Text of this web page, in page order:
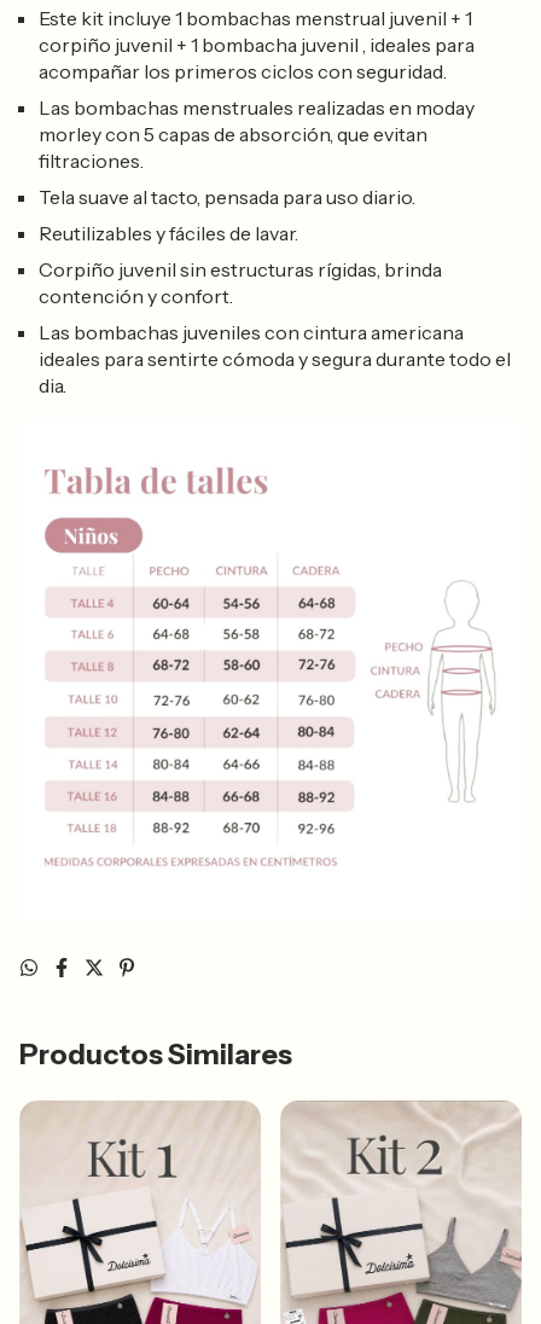
Este kit incluye 1 bombachas menstrual juvenil + 1
corpiño juvenil + 1 bombacha juvenil , ideales para
acompañar los primeros ciclos con seguridad.
Las bombachas menstruales realizadas en moday
morley con 5 capas de absorción, que evitan
filtraciones.
Tela suave al tacto, pensada para uso diario.
Reutilizables y fáciles de lavar.
Corpiño juvenil sin estructuras rígidas, brinda
contención y confort.
Las bombachas juveniles con cintura americana
ideales para sentirte cómoda y segura durante todo el
dia.
Productos Similares